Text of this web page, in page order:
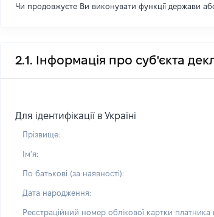
Чи продовжуєте Ви виконувати функції держави
2.1. Інформація про суб'єкта
Для ідентифікації в Україні
Прізвище:
Імʼя:
По батькові (за наявності):
Дата народження:
Реєстраційний номер облікової картки платника